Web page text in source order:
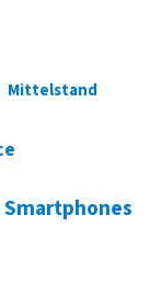
Mittelstand
Smartphones